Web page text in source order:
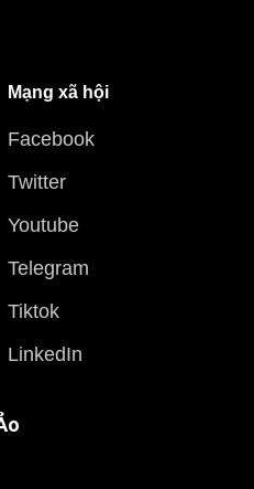
Mạng xã hội
Facebook
Twitter
Youtube
Telegram
Tiktok
LinkedIn